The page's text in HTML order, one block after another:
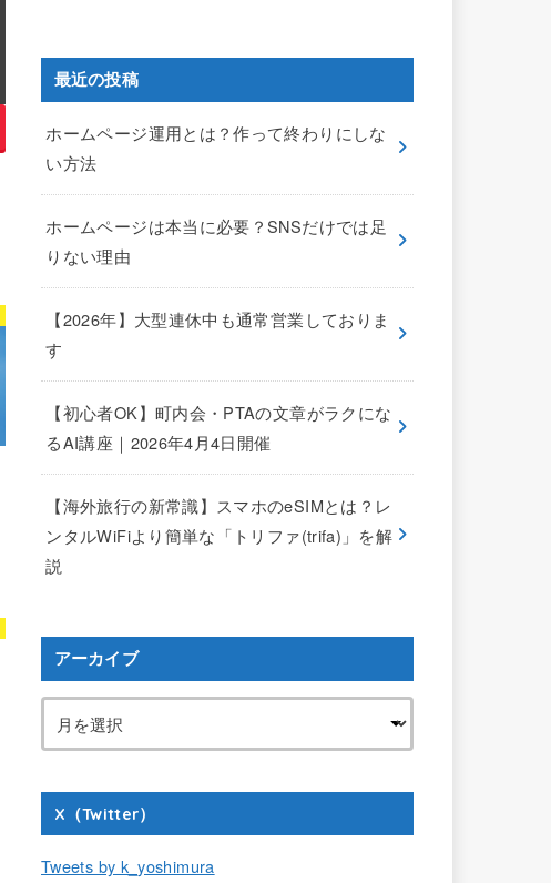
最近の投稿
ホームページ運用とは？作って終わりにしな
い方法
ホームページは本当に必要？SNSだけでは足
りない理由
【2026年】大型連休中も通常営業しておりま
す
【初心者OK】町内会・PTAの文章がラクにな
るAI講座｜2026年4月4日開催
【海外旅行の新常識】スマホのeSIMとは？レ
ンタルWiFiより簡単な「トリファ(trifa)」を解
説
アーカイブ
X（Twitter）
Tweets by k_yoshimura